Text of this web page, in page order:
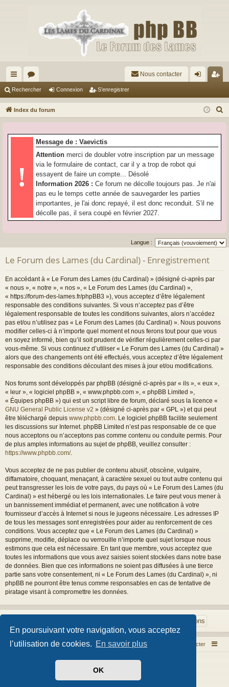
En poursuivant votre navigation, vous acceptez
l’utilisation de cookies. En savoir plus
OK
cc
ès
pi
or
u
s
Nous contacter
ne
on
nr
ist
Rechercher Connexion S’enregistrer
Index du forum
!
Message de : Vaevictis
Attention merci de doubler votre inscription par un message
via le formulaire de contact, car il y a trop de robot qui
essayent de faire un compte... Désolé
Information 2026 : Ce forum ne décolle toujours pas. Je n'ai
pas eu le temps cette année de sauvegarder les parties
importantes, je l'ai donc repayé, il est donc reconduit. S'il ne
décolle pas, il sera coupé en février 2027.
Langue :
Le Forum des Lames (du Cardinal) - Enregistrement
En accédant à « Le Forum des Lames (du Cardinal) » (désigné ci-après par
« nous », « notre », « nos », « Le Forum des Lames (du Cardinal) »,
« https://forum-des-lames.fr/phpBB3 »), vous acceptez d’être légalement
responsable des conditions suivantes. Si vous n’acceptez pas d’être
légalement responsable de toutes les conditions suivantes, alors n’accédez
pas et/ou n’utilisez pas « Le Forum des Lames (du Cardinal) ». Nous pouvons
modifier celles-ci à n’importe quel moment et nous ferons tout pour que vous
en soyez informé, bien qu’il soit prudent de vérifier régulièrement celles-ci par
vous-même. Si vous continuez d’utiliser « Le Forum des Lames (du Cardinal) »
alors que des changements ont été effectués, vous acceptez d’être légalement
responsable des conditions découlant des mises à jour et/ou modifications.
Nos forums sont développés par phpBB (désigné ci-après par « ils », « eux »,
« leur », « logiciel phpBB », « www.phpbb.com », « phpBB Limited »,
« Équipes phpBB ») qui est un script libre de forum, déclaré sous la licence «
GNU General Public License v2 » (désigné ci-après par « GPL ») et qui peut
être téléchargé depuis www.phpbb.com. Le logiciel phpBB facilite seulement
les discussions sur Internet. phpBB Limited n’est pas responsable de ce que
nous acceptons ou n’acceptons pas comme contenu ou conduite permis. Pour
de plus amples informations au sujet de phpBB, veuillez consulter :
https://www.phpbb.com/.
Vous acceptez de ne pas publier de contenu abusif, obscène, vulgaire,
diffamatoire, choquant, menaçant, à caractère sexuel ou tout autre contenu qui
peut transgresser les lois de votre pays, du pays où « Le Forum des Lames (du
Cardinal) » est hébergé ou les lois internationales. Le faire peut vous mener à
un bannissement immédiat et permanent, avec une notification à votre
fournisseur d’accès à Internet si nous le jugeons nécessaire. Les adresses IP
de tous les messages sont enregistrées pour aider au renforcement de ces
conditions. Vous acceptez que « Le Forum des Lames (du Cardinal) »
supprime, modifie, déplace ou verrouille n’importe quel sujet lorsque nous
estimons que cela est nécessaire. En tant que membre, vous acceptez que
toutes les informations que vous avez saisies soient stockées dans notre base
de données. Bien que ces informations ne soient pas diffusées à une tierce
partie sans votre consentement, ni « Le Forum des Lames (du Cardinal) », ni
phpBB ne pourront être tenus comme responsables en cas de tentative de
piratage visant à compromettre les données.
Index du forum Nous contacter
Développé parphpBB® Forum Software © phpBB Limited
Arty- phpBB 3.3 par MrGaby
phpBB-fr.com